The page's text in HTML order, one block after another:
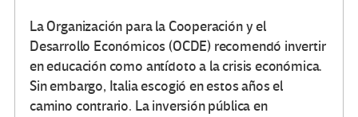
La Organización para la Cooperación y el
Desarrollo Económicos (OCDE) recomendó invertir
en educación como antídoto a la crisis económica.
Sin embargo, Italia escogió en estos años el
camino contrario. La inversión pública en